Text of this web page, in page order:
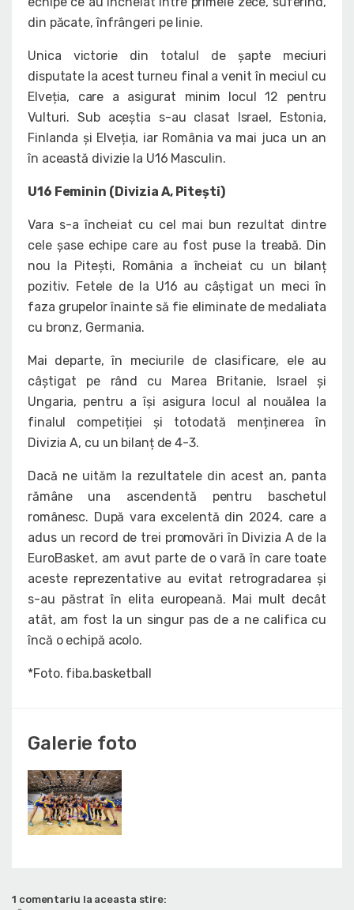
din păcate, înfrângeri pe linie.
Unica victorie din totalul de șapte meciuri
disputate la acest turneu final a venit în meciul cu
Elveția, care a asigurat minim locul 12 pentru
Vulturi. Sub aceștia s-au clasat Israel, Estonia,
Finlanda și Elveția, iar România va mai juca un an
în această divizie la U16 Masculin.
U16 Feminin (Divizia A, Pitești)
Vara s-a încheiat cu cel mai bun rezultat dintre
cele șase echipe care au fost puse la treabă. Din
nou la Pitești, România a încheiat cu un bilanț
pozitiv. Fetele de la U16 au câștigat un meci în
faza grupelor înainte să fie eliminate de medaliata
cu bronz, Germania.
Mai departe, în meciurile de clasificare, ele au
câștigat pe rând cu Marea Britanie, Israel și
Ungaria, pentru a își asigura locul al nouălea la
finalul competiției și totodată menținerea în
Divizia A, cu un bilanț de 4-3.
Dacă ne uităm la rezultatele din acest an, panta
rămâne una ascendentă pentru baschetul
românesc. După vara excelentă din 2024, care a
adus un record de trei promovări în Divizia A de la
EuroBasket, am avut parte de o vară în care toate
aceste reprezentative au evitat retrogradarea și
s-au păstrat în elita europeană. Mai mult decât
atât, am fost la un singur pas de a ne califica cu
încă o echipă acolo.
*Foto. fiba.basketball
Galerie foto
1 comentariu la aceasta stire: